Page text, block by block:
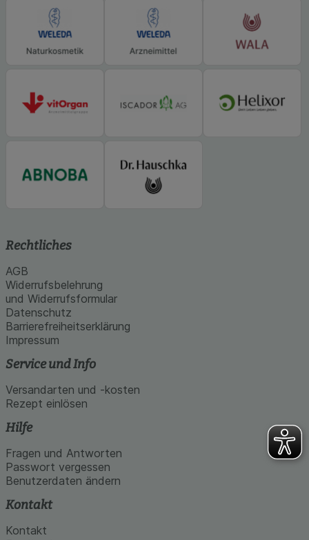
Rechtliches
AGB
Widerrufsbelehrung
und Widerrufsformular
Datenschutz
Barrierefreiheitserklärung
Impressum
Service und Info
Versandarten und -kosten
Rezept einlösen
Hilfe
Fragen und Antworten
Passwort vergessen
Benutzerdaten ändern
Kontakt
Kontakt